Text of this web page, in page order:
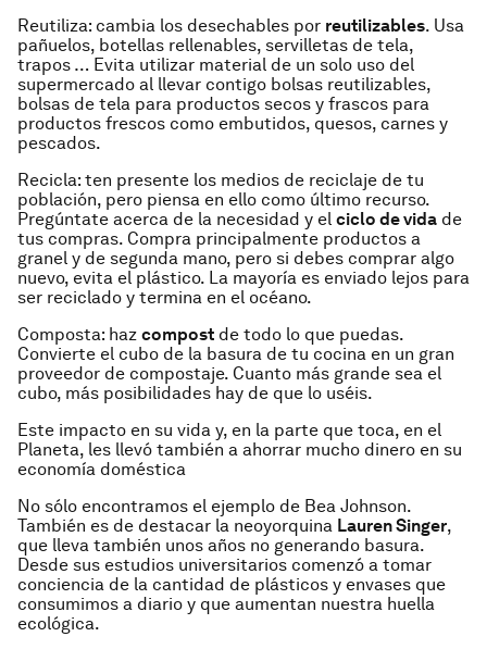
Reutiliza: cambia los desechables por reutilizables. Usa
pañuelos, botellas rellenables, servilletas de tela,
trapos … Evita utilizar material de un solo uso del
supermercado al llevar contigo bolsas reutilizables,
bolsas de tela para productos secos y frascos para
productos frescos como embutidos, quesos, carnes y
pescados.
Recicla: ten presente los medios de reciclaje de tu
población, pero piensa en ello como último recurso.
Pregúntate acerca de la necesidad y el ciclo de vida de
tus compras. Compra principalmente productos a
granel y de segunda mano, pero si debes comprar algo
nuevo, evita el plástico. La mayoría es enviado lejos para
ser reciclado y termina en el océano.
Composta: haz compost de todo lo que puedas.
Convierte el cubo de la basura de tu cocina en un gran
proveedor de compostaje. Cuanto más grande sea el
cubo, más posibilidades hay de que lo uséis.
Este impacto en su vida y, en la parte que toca, en el
Planeta, les llevó también a ahorrar mucho dinero en su
economía doméstica
No sólo encontramos el ejemplo de Bea Johnson.
También es de destacar la neoyorquina Lauren Singer,
que lleva también unos años no generando basura.
Desde sus estudios universitarios comenzó a tomar
conciencia de la cantidad de plásticos y envases que
consumimos a diario y que aumentan nuestra huella
ecológica.